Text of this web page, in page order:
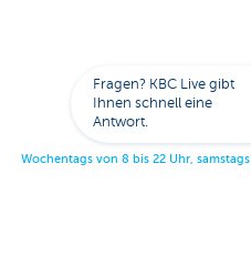
Fragen? KBC Live gibt
Ihnen schnell eine
Antwort.
Wochentags von 8 bis 22 Uhr, samstags